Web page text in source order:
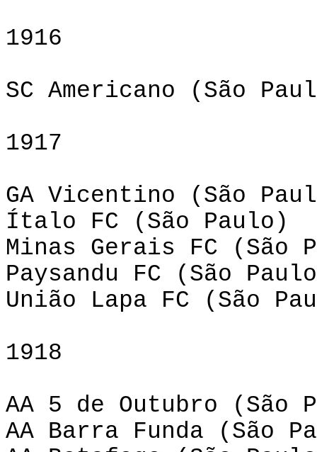
1916
SC Americano (São
1917
GA Vicentino (São
Ítalo FC (São Paulo)
Minas Gerais FC (São
Paysandu FC (São
União Lapa FC (São
1918
AA 5 de Outubro (São
AA Barra Funda (São